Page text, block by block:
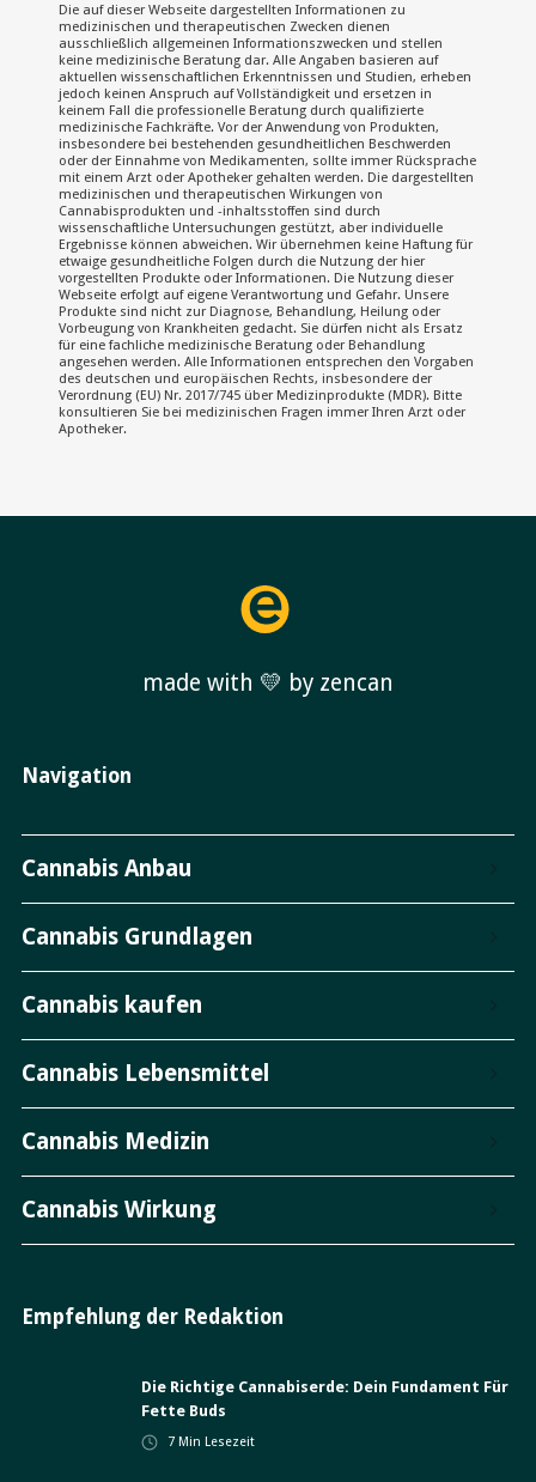
Die auf dieser Webseite dargestellten Informationen zu
medizinischen und therapeutischen Zwecken dienen
ausschließlich allgemeinen Informationszwecken und stellen
keine medizinische Beratung dar. Alle Angaben basieren auf
aktuellen wissenschaftlichen Erkenntnissen und Studien, erheben
jedoch keinen Anspruch auf Vollständigkeit und ersetzen in
keinem Fall die professionelle Beratung durch qualifizierte
medizinische Fachkräfte. Vor der Anwendung von Produkten,
insbesondere bei bestehenden gesundheitlichen Beschwerden
oder der Einnahme von Medikamenten, sollte immer Rücksprache
mit einem Arzt oder Apotheker gehalten werden. Die dargestellten
medizinischen und therapeutischen Wirkungen von
Cannabisprodukten und -inhaltsstoffen sind durch
wissenschaftliche Untersuchungen gestützt, aber individuelle
Ergebnisse können abweichen. Wir übernehmen keine Haftung für
etwaige gesundheitliche Folgen durch die Nutzung der hier
vorgestellten Produkte oder Informationen. Die Nutzung dieser
Webseite erfolgt auf eigene Verantwortung und Gefahr. Unsere
Produkte sind nicht zur Diagnose, Behandlung, Heilung oder
Vorbeugung von Krankheiten gedacht. Sie dürfen nicht als Ersatz
für eine fachliche medizinische Beratung oder Behandlung
angesehen werden. Alle Informationen entsprechen den Vorgaben
des deutschen und europäischen Rechts, insbesondere der
Verordnung (EU) Nr. 2017/745 über Medizinprodukte (MDR). Bitte
konsultieren Sie bei medizinischen Fragen immer Ihren Arzt oder
Apotheker.
made with 💛 by zencan
Navigation
Cannabis Anbau
Cannabis Grundlagen
Cannabis kaufen
Cannabis Lebensmittel
Cannabis Medizin
Cannabis Wirkung
Empfehlung der Redaktion
Die Richtige Cannabiserde: Dein Fundament Für
Fette Buds
7 Min Lesezeit